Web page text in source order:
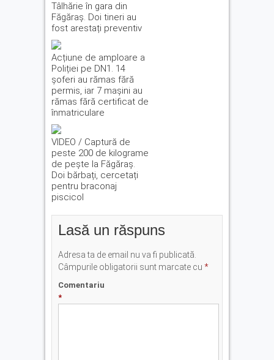
Tâlhărie în gara din
Făgăraș. Doi tineri au
fost arestați preventiv
Acțiune de amploare a
Poliției pe DN1. 14
șoferi au rămas fără
permis, iar 7 mașini au
rămas fără certificat de
înmatriculare
VIDEO / Captură de
peste 200 de kilograme
de pește la Făgăraș.
Doi bărbați, cercetați
pentru braconaj
piscicol
Lasă un răspuns
Adresa ta de email nu va fi publicată.
Câmpurile obligatorii sunt marcate cu *
Comentariu
*